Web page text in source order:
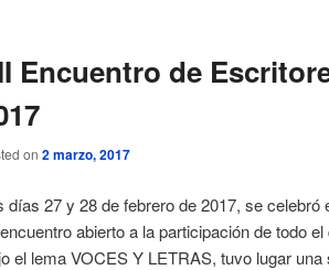
Encuentro de
on 2 marzo, 2017
días 27 y 28 de febrero de 2017, se
abierto a la participación de todo
el lema VOCES Y LETRAS, tuvo lugar